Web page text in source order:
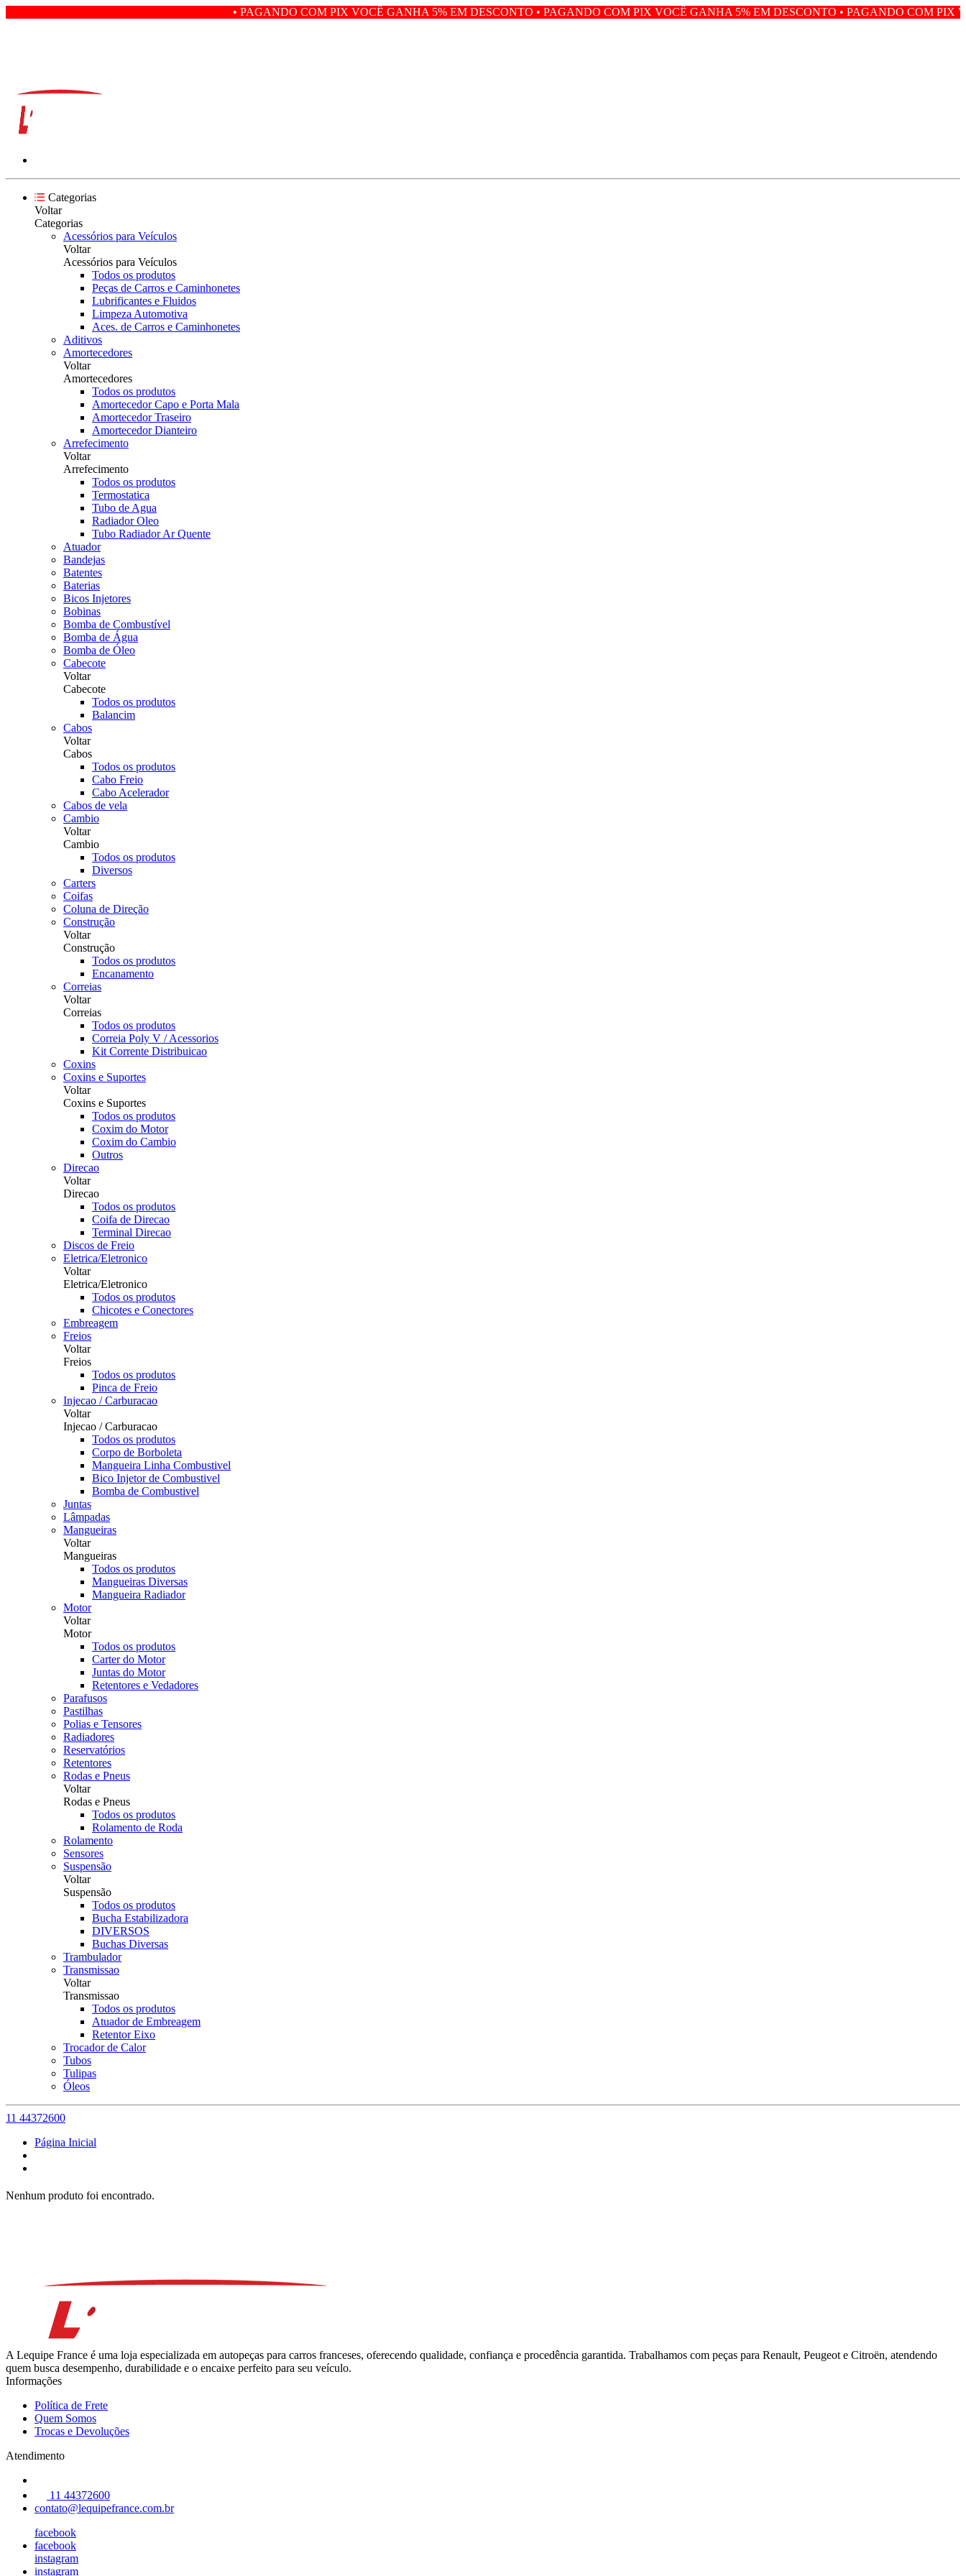
• PAGANDO COM PIX VOCÊ GANHA 5% EM DESCONTO • PAGANDO COM PIX VOCÊ GANHA 5% EM DESCONTO • PAGANDO COM PIX VOCÊ GANHA
Categorias
Voltar
Categorias
Acessórios para Veículos
Voltar
Acessórios para Veículos
Todos os produtos
Peças de Carros e Caminhonetes
Lubrificantes e Fluidos
Limpeza Automotiva
Aces. de Carros e Caminhonetes
Aditivos
Amortecedores
Voltar
Amortecedores
Todos os produtos
Amortecedor Capo e Porta Mala
Amortecedor Traseiro
Amortecedor Dianteiro
Arrefecimento
Voltar
Arrefecimento
Todos os produtos
Termostatica
Tubo de Agua
Radiador Oleo
Tubo Radiador Ar Quente
Atuador
Bandejas
Batentes
Baterias
Bicos Injetores
Bobinas
Bomba de Combustível
Bomba de Água
Bomba de Óleo
Cabecote
Voltar
Cabecote
Todos os produtos
Balancim
Cabos
Voltar
Cabos
Todos os produtos
Cabo Freio
Cabo Acelerador
Cabos de vela
Cambio
Voltar
Cambio
Todos os produtos
Diversos
Carters
Coifas
Coluna de Direção
Construção
Voltar
Construção
Todos os produtos
Encanamento
Correias
Voltar
Correias
Todos os produtos
Correia Poly V / Acessorios
Kit Corrente Distribuicao
Coxins
Coxins e Suportes
Voltar
Coxins e Suportes
Todos os produtos
Coxim do Motor
Coxim do Cambio
Outros
Direcao
Voltar
Direcao
Todos os produtos
Coifa de Direcao
Terminal Direcao
Discos de Freio
Eletrica/Eletronico
Voltar
Eletrica/Eletronico
Todos os produtos
Chicotes e Conectores
Embreagem
Freios
Voltar
Freios
Todos os produtos
Pinca de Freio
Injecao / Carburacao
Voltar
Injecao / Carburacao
Todos os produtos
Corpo de Borboleta
Mangueira Linha Combustivel
Bico Injetor de Combustivel
Bomba de Combustivel
Juntas
Lâmpadas
Mangueiras
Voltar
Mangueiras
Todos os produtos
Mangueiras Diversas
Mangueira Radiador
Motor
Voltar
Motor
Todos os produtos
Carter do Motor
Juntas do Motor
Retentores e Vedadores
Parafusos
Pastilhas
Polias e Tensores
Radiadores
Reservatórios
Retentores
Rodas e Pneus
Voltar
Rodas e Pneus
Todos os produtos
Rolamento de Roda
Rolamento
Sensores
Suspensão
Voltar
Suspensão
Todos os produtos
Bucha Estabilizadora
DIVERSOS
Buchas Diversas
Trambulador
Transmissao
Voltar
Transmissao
Todos os produtos
Atuador de Embreagem
Retentor Eixo
Trocador de Calor
Tubos
Tulipas
Óleos
11 44372600
Página Inicial
Nenhum produto foi encontrado.
A Lequipe France é uma loja especializada em autopeças para carros franceses, oferecendo qualidade, confiança e procedência garantida. Trabalhamos com peças para Renault, Peugeot e Citroën, atendendo
quem busca desempenho, durabilidade e o encaixe perfeito para seu veículo.
Informações
Política de Frete
Quem Somos
Trocas e Devoluções
Atendimento
11 44372600
contato@lequipefrance.com.br
facebook
facebook
instagram
instagram